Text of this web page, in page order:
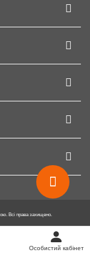
Особистий кабінет
Всі права захищено.